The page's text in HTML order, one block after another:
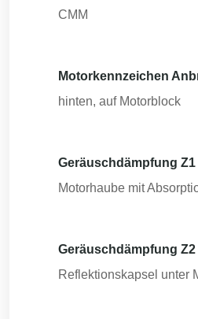
CMM
Motorkennzeichen
hinten, auf Motorblock
Geräuschdämpfung Z1
Motorhaube mit
Geräuschdämpfung Z2
Reflektionskapsel unter